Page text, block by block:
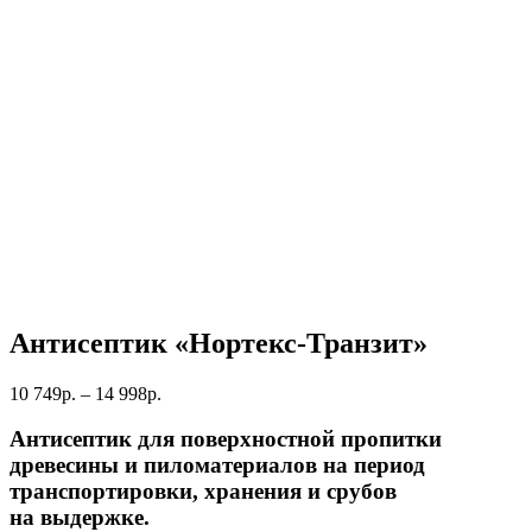
Антисептик «Нортекс-Транзит»
10 749р. – 14 998р.
10
–
14
Антисептик для поверхностной пропитки
древесины и пиломатериалов на период
транспортировки, хранения и срубов
на выдержке.